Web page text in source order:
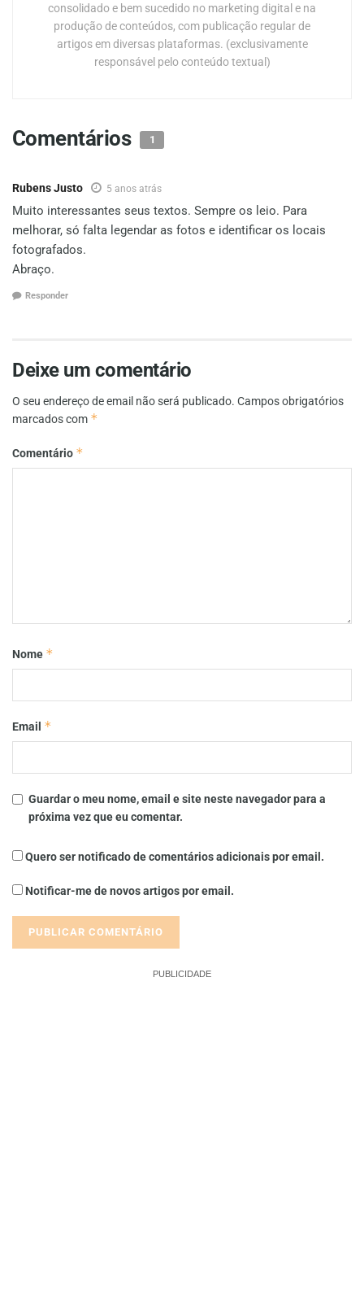
consolidado e bem sucedido no marketing digital e na
produção de conteúdos, com publicação regular de
artigos em diversas plataformas. (exclusivamente
responsável pelo conteúdo textual)
Comentários 1
Rubens Justo 5 anos atrás
Muito interessantes seus textos. Sempre os leio. Para
melhorar, só falta legendar as fotos e identificar os locais
fotografados.
Abraço.
Responder
Deixe um comentário
O seu endereço de email não será publicado. Campos obrigatórios
marcados com *
Comentário *
Nome *
Email *
Guardar o meu nome, email e site neste navegador para a
próxima vez que eu comentar.
Quero ser notificado de comentários adicionais por email.
Notificar-me de novos artigos por email.
PUBLICIDADE